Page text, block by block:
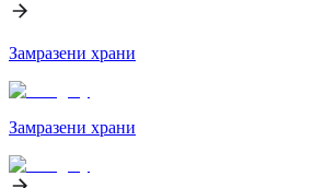
Замразени храни
Замразени храни